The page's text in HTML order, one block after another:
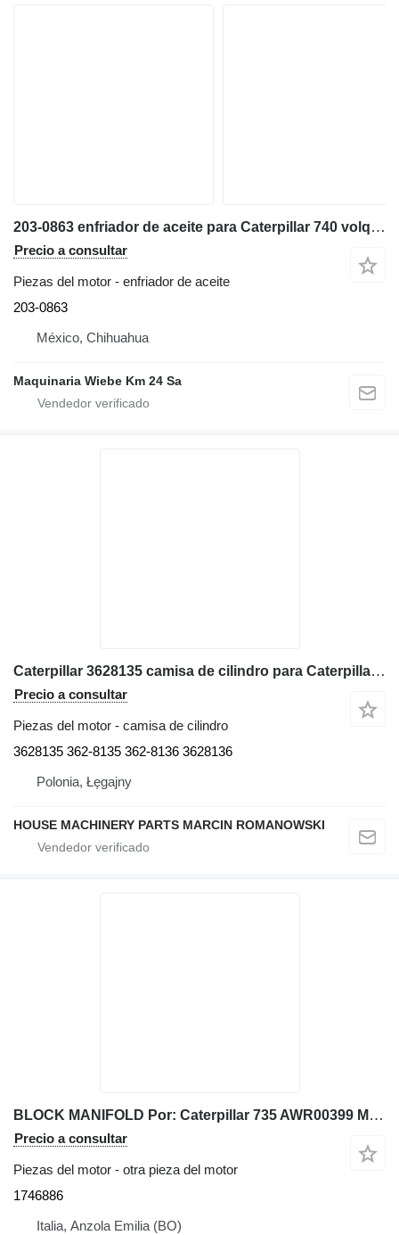
203-0863 enfriador de aceite para Caterpillar 740 volquete articulado
Precio a consultar
Piezas del motor - enfriador de aceite
203-0863
México, Chihuahua
Maquinaria Wiebe Km 24 Sa
Caterpillar 3628135 camisa de cilindro para Caterpillar 725, 725C, 730 volquete articulado
Precio a consultar
Piezas del motor - camisa de cilindro
3628135 362-8135 362-8136 3628136
Polonia, Łęgajny
HOUSE MACHINERY PARTS MARCIN ROMANOWSKI
BLOCK MANIFOLD Por: Caterpillar 735 AWR00399 Miscelo 1746886 para Caterpillar volquete articulado
Precio a consultar
Piezas del motor - otra pieza del motor
1746886
Italia, Anzola Emilia (BO)